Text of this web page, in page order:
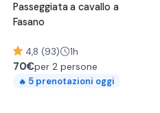
Passeggiata a cavallo a
Fasano
4,8 (93) 1h
70€per 2 persone
🔥 5 prenotazioni oggi